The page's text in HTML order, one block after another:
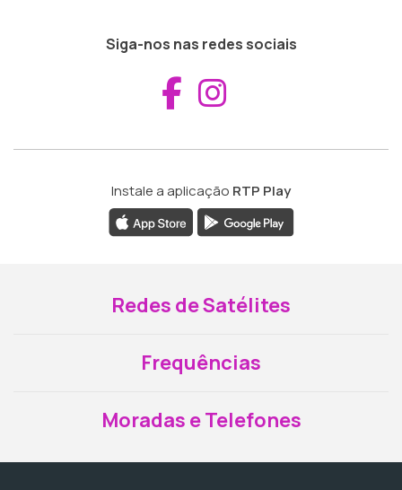
Siga-nos nas redes sociais
Aceder ao
Instale a aplicação RTP Play
Redes de Satélites
Frequências
Moradas e Telefones